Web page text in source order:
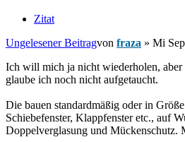
Zitat
Ungelesener Beitragvon fraza » Mi
Ich will mich ja nicht wiederholen, aber
glaube ich noch nicht aufgetaucht.
Die bauen standardmäßig oder in
Schiebefenster, Klappfenster etc., auf
Doppelverglasung und Mückenschutz.